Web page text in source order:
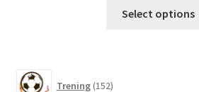
Select options
Trening 152